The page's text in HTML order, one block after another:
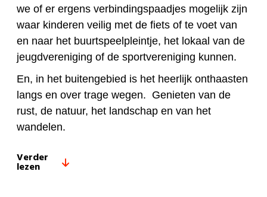
we of er ergens verbindingspaadjes mogelijk zijn
waar kinderen veilig met de fiets of te voet van
en naar het buurtspeelpleintje, het lokaal van de
jeugdvereniging of de sportvereniging kunnen.
En, in het buitengebied is het heerlijk onthaasten
langs en over trage wegen. Genieten van de
rust, de natuur, het landschap en van het
wandelen.
Verder
lezen